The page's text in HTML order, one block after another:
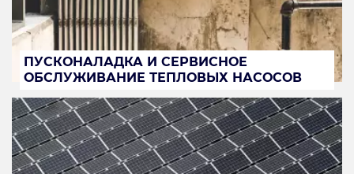
ПУСКОНАЛАДКА И СЕРВИСНОЕ
ОБСЛУЖИВАНИЕ ТЕПЛОВЫХ НАСОСОВ